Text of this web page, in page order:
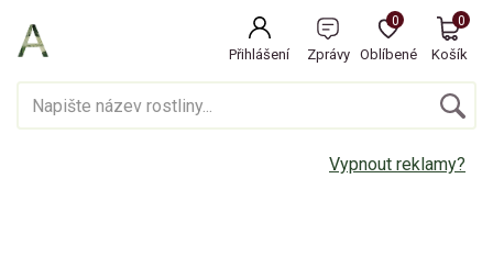
Přihlášení Zprávy Oblíbené
0
Košík
0
Vypnout reklamy?